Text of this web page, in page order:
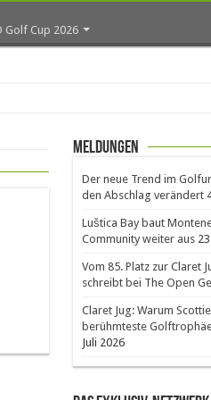
Golf Cup 2026
Meldungen
Der neue Trend im
den Abschlag verändert
Luštica Bay baut
Community weiter aus
Vom 85. Platz zur Claret
schreibt bei The Open
Claret Jug: Warum
berühmteste
Juli 2026